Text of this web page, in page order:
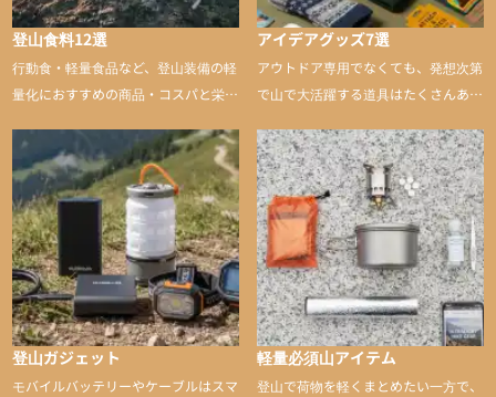
登山食料12選
行動食・軽量食品など、登山装備の軽
量化におすすめの商品・コスパと栄養
アイデアグッズ7選
アウトドア専用でなくても、発想次第
で山で大活躍する道具はたくさんあり
山に持ち込むと快適性や安心感をグッ
と引き上げてくれる――そんな意外性
のあるアイテムを紹介
登山ガジェット
モバイルバッテリーやケーブルはスマ
軽量必須山アイテム
登山で荷物を軽くまとめたい一方で、